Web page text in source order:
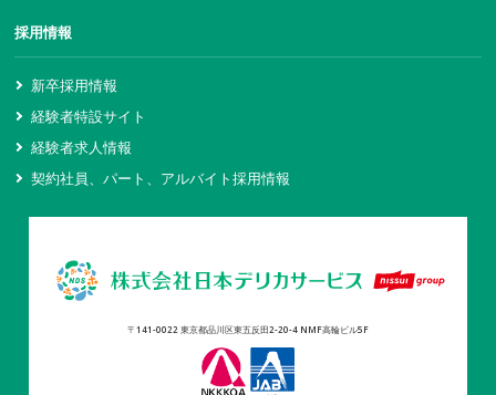
採用情報
新卒採用情報
経験者特設サイト
経験者求人情報
契約社員、パート、アルバイト採用情報
〒141-0022 東京都品川区東五反田2-20-4 NMF高輪ビル5F